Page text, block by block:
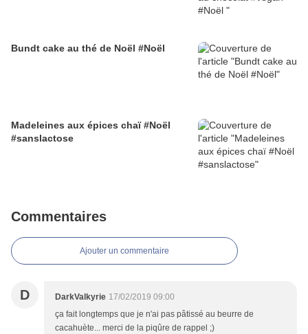
Bundt cake au thé de Noël #Noël
Madeleines aux épices chaï #Noël
#sanslactose
Commentaires
Ajouter un commentaire
D DarkValkyrie 17/02/2019 09:00
ça fait longtemps que je n'ai pas pâtissé au beurre de
cacahuète... merci de la piqûre de rappel ;)